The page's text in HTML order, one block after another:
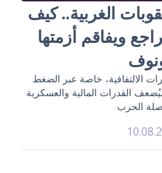
الغربية.. كيف
ويفاقم أزمتها
الالتفافية، خاصة عبر الضغط
القدرات المالية والعسكرية
الحرب